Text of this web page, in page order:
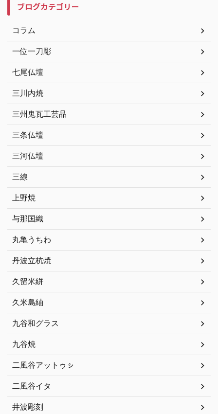
ブログカテゴリー
コラム
一位一刀彫
七尾仏壇
三川内焼
三州鬼瓦工芸品
三条仏壇
三河仏壇
三線
上野焼
与那国織
丸亀うちわ
丹波立杭焼
久留米絣
久米島紬
九谷和グラス
九谷焼
二風谷アットゥㇱ
二風谷イタ
井波彫刻